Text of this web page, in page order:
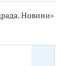
Новини»